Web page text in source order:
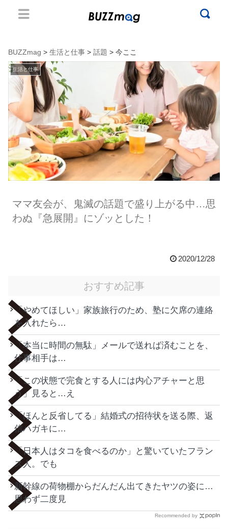
BUZZmag > 生活と仕事 > 話題 > 今ここ
生活と仕事
ママ友会が、鬼滅の話題で盛り上がる中…思
わぬ『急展開』にゾッとした！
2020/12/28
おすすめ記事
「やめてほしい」家族旅行のため、塾に欠席の連絡
を入れたら…
「本当に時間の無駄」メールで送れば済むことを、
仕事相手は…
「この状態で完食とする人には内心アチャーと思
う」見ると…え
「ほんと反省してる」結婚式の招待状を送る際、返
信ハガキに…
「日本人はタコを食べるのか」と驚いていたフラン
ス人。でも
新幹線の荷物棚からだんだん出てきたヤツの姿に…
思わず二度見
Recommended by